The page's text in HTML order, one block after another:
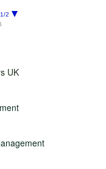
1/2
UK